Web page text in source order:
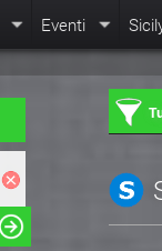
Eventi